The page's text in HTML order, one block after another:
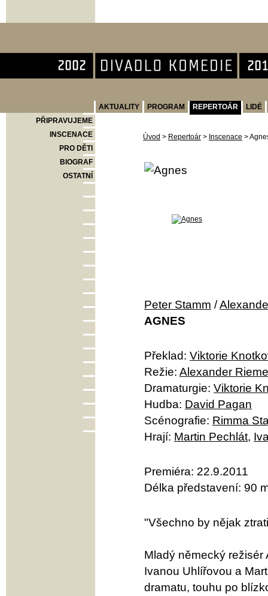
AKTUALITY PROGRAM REPERTOÁR
LIDÉ
PŘIPRAVUJEME
INSCENACE
PRO DĚTI
BIOGRAF
OSTATNÍ
Úvod > Repertoár > Inscenace >
Peter Stamm /
AGNES
Překlad: Viktorie
Režie: Alexander
Dramaturgie: Viktorie
Hudba: David Pagan
Scénografie: Rimma
Hrají: Martin Pechlát,
Premiéra: 22.9.2011
Délka představení: 90
"Všechno by nějak
Mladý německý
Ivanou Uhlířovou a
dramatu, touhu po